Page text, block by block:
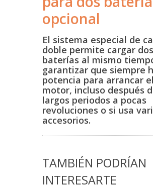
opcional
El sistema especial de
doble permite cargar dos
baterías al mismo
garantizar que siempre
potencia para arrancar el
motor, incluso después
largos periodos a pocas
revoluciones o si usa
accesorios.
TAMBIÉN PODRÍAN
INTERESARTE